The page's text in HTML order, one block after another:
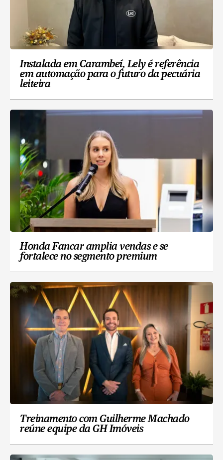
Instalada em Carambeí, Lely é referência
em automação para o futuro da pecuária
leiteira
Honda Fancar amplia vendas e se
fortalece no segmento premium
Treinamento com Guilherme Machado
reúne equipe da GH Imóveis